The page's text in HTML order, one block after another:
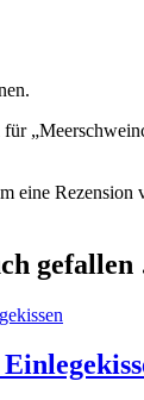
für
eine Rezension